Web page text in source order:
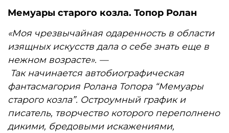
Мемуары старого козла. Топор Ролан
«Моя чрезвычайная одаренность в области
изящных искусств дала о себе знать еще в
нежном возрасте». —
Так начинается автобиографическая
фантасмагория Ролана Топора “Мемуары
старого козла”. Остроумный график и
писатель, творчество которого переполнено
дикими, бредовыми искажениями,